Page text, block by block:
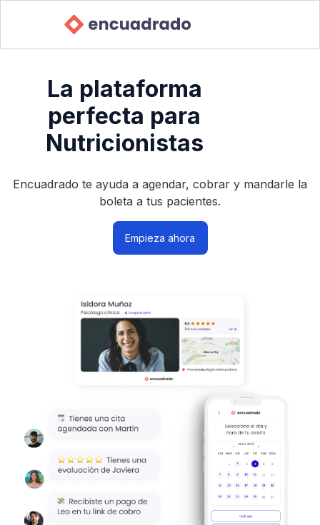
La plataforma
perfecta para
Nutricionistas
Encuadrado te ayuda a agendar, cobrar y mandarle la
boleta a tus pacientes.
Empieza ahora